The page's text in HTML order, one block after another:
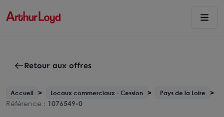
Retour aux offres
Accueil Locaux commerciaux - Cession Pays de la Loire
Référence : 1076549-0